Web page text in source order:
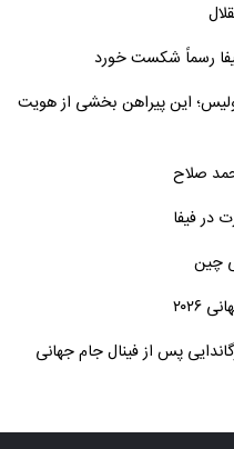
فیفا رسماً شکست خورد
این پیراهن بخشی از هویت
صلاح
در فیفا
چین
پس از فینال جام جهانی